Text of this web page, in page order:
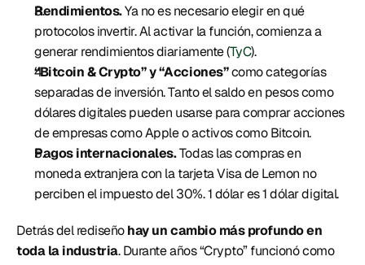
Rendimientos. Ya no es necesario elegir en qué
protocolos invertir. Al activar la función, comienza a
generar rendimientos diariamente (TyC).
“Bitcoin & Crypto” y “Acciones” como categorías
separadas de inversión. Tanto el saldo en pesos como
dólares digitales pueden usarse para comprar acciones
de empresas como Apple o activos como Bitcoin.
Pagos internacionales. Todas las compras en
moneda extranjera con la tarjeta Visa de Lemon no
perciben el impuesto del 30%. 1 dólar es 1 dólar digital.
Detrás del rediseño hay un cambio más profundo en
toda la industria. Durante años “Crypto” funcionó como